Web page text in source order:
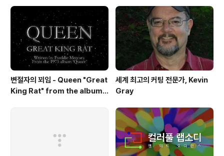
변절자의 꾀임 - Queen "Great
King Rat" from the album
세계 최고의 커팅 전문가, Kevin
Gray